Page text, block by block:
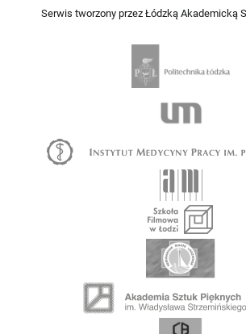
Serwis tworzony przez Łódzką Akademicką